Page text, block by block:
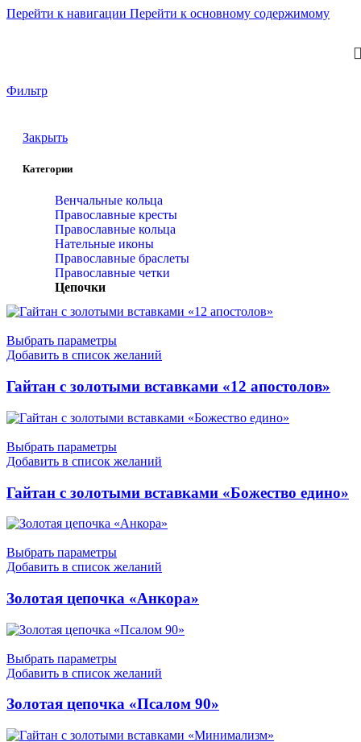
Перейти к навигации Перейти к основному содержимому
Фильтр
Закрыть
Категории
Венчальные кольца
Православные кресты
Православные кольца
Нательные иконы
Православные браслеты
Православные четки
Цепочки
Выбрать параметры
Добавить в список желаний
Гайтан с золотыми вставками «12 апостолов»
Выбрать параметры
Добавить в список желаний
Гайтан с золотыми вставками «Божество едино»
Выбрать параметры
Добавить в список желаний
Золотая цепочка «Анкора»
Выбрать параметры
Добавить в список желаний
Золотая цепочка «Псалом 90»